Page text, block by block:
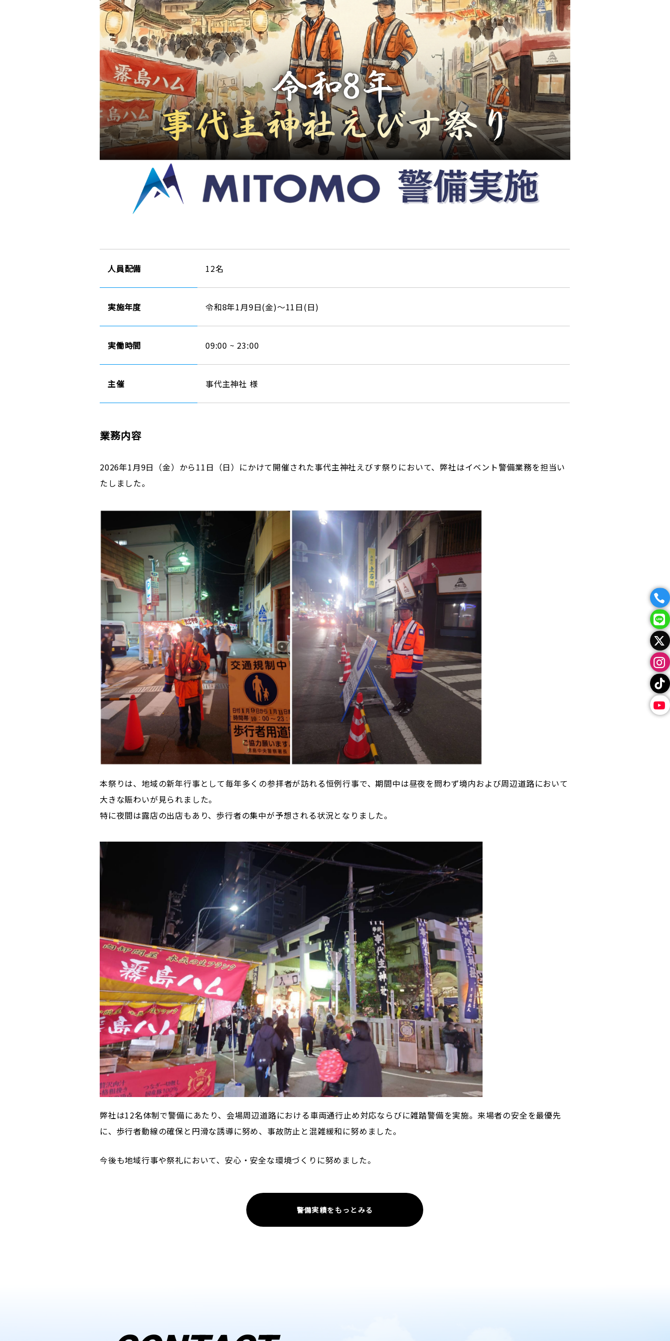
人員配備 12名
実施年度 令和8年1月9日(金)～11日(日)
実働時間 09:00 ~ 23:00
主催 事代主神社 様
業務内容
2026年1月9日（金）から11日（日）にかけて開催された事代主神社えびす祭りにおいて、弊社はイベント警備業務を担当い
たしました。
本祭りは、地域の新年行事として毎年多くの参拝者が訪れる恒例行事で、期間中は昼夜を問わず境内および周辺道路において
大きな賑わいが見られました。
特に夜間は露店の出店もあり、歩行者の集中が予想される状況となりました。
弊社は12名体制で警備にあたり、会場周辺道路における車両通行止め対応ならびに雑踏警備を実施。来場者の安全を最優先
に、歩行者動線の確保と円滑な誘導に努め、事故防止と混雑緩和に努めました。
今後も地域行事や祭礼において、安心・安全な環境づくりに努めました。
警備実績をもっとみる